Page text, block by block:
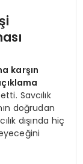
karşın
Savcılık
doğrudan
dışında hiç